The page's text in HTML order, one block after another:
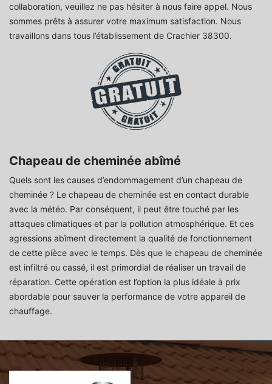
collaboration, veuillez ne pas hésiter à nous faire appel. Nous
sommes prêts à assurer votre maximum satisfaction. Nous
travaillons dans tous l’établissement de Crachier 38300.
Chapeau de cheminée abîmé
Quels sont les causes d’endommagement d’un chapeau de
cheminée ? Le chapeau de cheminée est en contact durable
avec la météo. Par conséquent, il peut être touché par les
attaques climatiques et par la pollution atmosphérique. Et ces
agressions abîment directement la qualité de fonctionnement
de cette pièce avec le temps. Dès que le chapeau de cheminée
est infiltré ou cassé, il est primordial de réaliser un travail de
réparation. Cette opération est l’option la plus idéale à prix
abordable pour sauver la performance de votre appareil de
chauffage.